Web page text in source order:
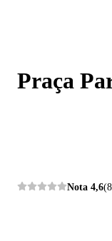
Praça
Nota 4,6